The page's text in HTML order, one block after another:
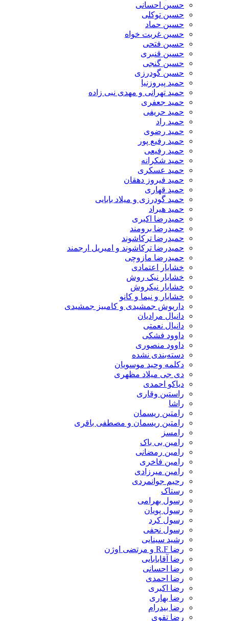
حسین احسانی
حسین توکلی
حسین حماد
حسین غربت خواه
حسین فتحی
حسین قنبری
حسین گنجی
حسین گودرزی
حمید پیروزنیا
حمید تهرانی و مهدی نبی زاده
حمید جعفری
حمید حریفی
حمید راد
حمید رضوی
حمید رفیع پور
حمید رفیعی
حمید شکرانه
حمید عسکری
حمید فیروز دهقان
حمید قهاری
حمید گودرزی و میلاد بابایی
حمید هیراد
حمیدرضا اکبری
حمیدرضا برومند
حمیدرضا ترکاشوند
حمیدرضا ترکاشوند و امیریل ارجمند
حمیدرضا مازوچی
خشایار اعتمادی
خشایار نیک روش
خشایار نیکروش
خشایار و نیما و کانو
داریوش جمشیدی و کامبیز جمشیدی
دانیال مرادیان
دانیال نعمتی
داوود فشکی
داوود منصوری
دسته‌بندی نشده
دکلمه وحید موسویان
دی جی میلاد مظهری
دیاکو احمدی
راستین وقاری
راشا
رامتین ریسمان
رامتین ریسمان و مصطفی باقری
رامسز
رامین بی باک
رامین رمضانی
رامین فاخری
رامین میرزادی
رحیم جوانمردی
رستاک
رسول بهرامی
رسول پویان
رسول کرد
رسول نجفی
رشید سینایی
رضا R.F و مرتضی اوژن
رضا آقابابایی
رضا احسانی
رضا احمدی
رضا اکبری
رضا بهاری
رضا بیدرام
رضا تقوی